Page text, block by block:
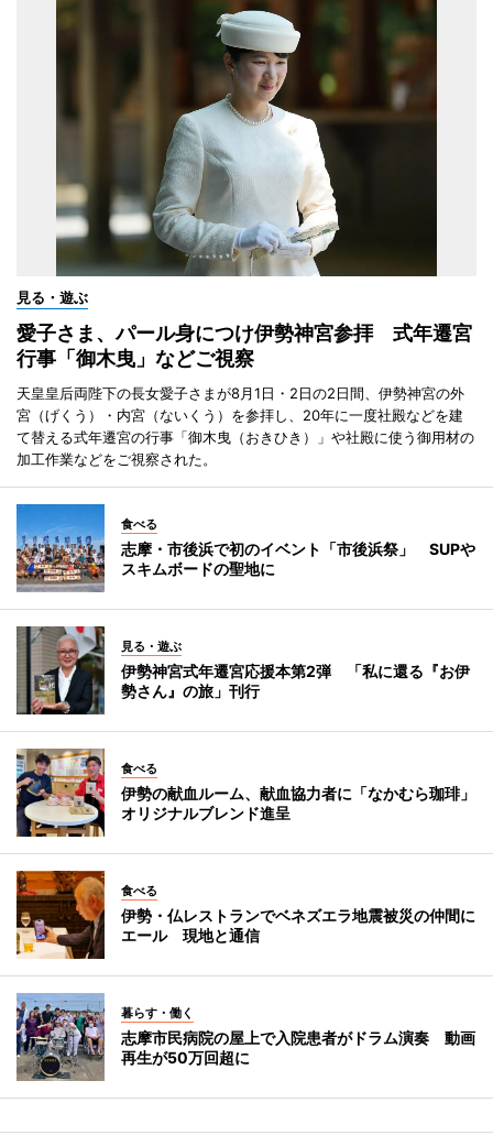
見る・遊ぶ
愛子さま、パール身につけ伊勢神宮参拝 式年遷宮
行事「御木曳」などご視察
天皇皇后両陛下の長女愛子さまが8月1日・2日の2日間、伊勢神宮の外
宮（げくう）・内宮（ないくう）を参拝し、20年に一度社殿などを建
て替える式年遷宮の行事「御木曳（おきひき）」や社殿に使う御用材の
加工作業などをご視察された。
食べる
志摩・市後浜で初のイベント「市後浜祭」 SUPや
スキムボードの聖地に
見る・遊ぶ
伊勢神宮式年遷宮応援本第2弾 「私に還る『お伊
勢さん』の旅」刊行
食べる
伊勢の献血ルーム、献血協力者に「なかむら珈琲」
オリジナルブレンド進呈
食べる
伊勢・仏レストランでベネズエラ地震被災の仲間に
エール 現地と通信
暮らす・働く
志摩市民病院の屋上で入院患者がドラム演奏 動画
再生が50万回超に